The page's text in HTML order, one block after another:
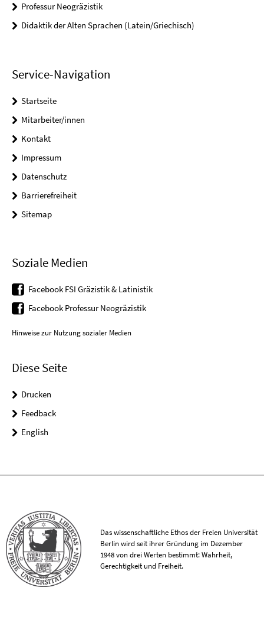
Professur Neogräzistik
Didaktik der Alten Sprachen (Latein/Griechisch)
Service-Navigation
Startseite
Mitarbeiter/innen
Kontakt
Impressum
Datenschutz
Barrierefreiheit
Sitemap
Soziale Medien
Facebook FSI Gräzistik & Latinistik
Facebook Professur Neogräzistik
Hinweise zur Nutzung sozialer Medien
Diese Seite
Drucken
Feedback
English
Das wissenschaftliche Ethos der Freien Universität
Berlin wird seit ihrer Gründung im Dezember
1948 von drei Werten bestimmt: Wahrheit,
Gerechtigkeit und Freiheit.